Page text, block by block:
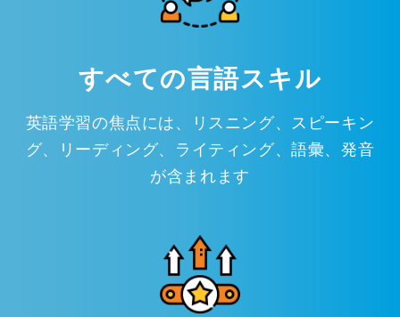
すべての言語スキル
英語学習の焦点には、リスニング、スピーキン
グ、リーディング、ライティング、語彙、発音
が含まれます